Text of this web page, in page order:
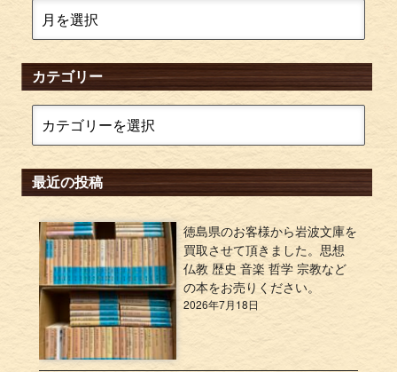
カテゴリー
最近の投稿
徳島県のお客様から岩波文庫を
買取させて頂きました。思想
仏教 歴史 音楽 哲学 宗教など
の本をお売りください。
2026年7月18日